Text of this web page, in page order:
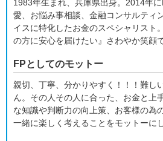
1983年生まれ、兵庫県出身。2014年
愛、お悩み事相談、金融コンサルティ
イスに特化したお金のスペシャリスト
の方に安心を届けたい』さわやか笑顔
FPとしてのモットー
親切、丁寧、分かりやすく！！！難し
ん。その人その人に合った、お金と上
な知識や判断力の向上策、お客様の為
一緒に楽しく考えることをモットーに